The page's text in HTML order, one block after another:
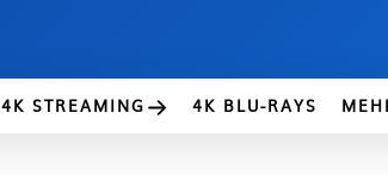
4K STREAMING 4K BLU-RAYS